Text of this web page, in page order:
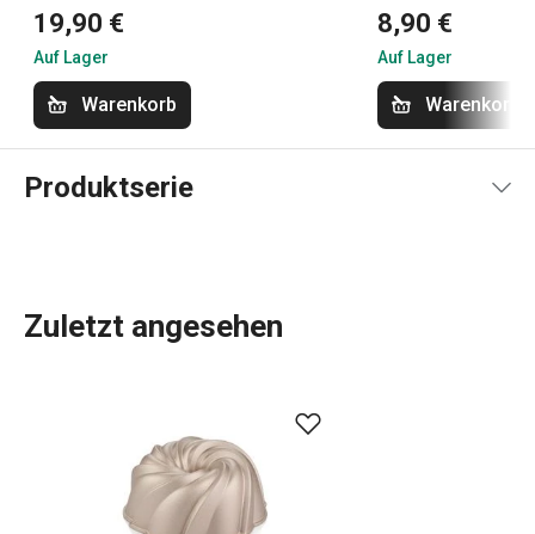
19,90 €
Auf Lager
Warenkorb
8,90 €
Auf Lager
Warenkorb
Produktserie
erleichtern? In der DELÍCIA-Produktpalette ist für jeden,
der backt, etwas dabei:Backbleche
Backformenin allen Formen, Größen und
Materialien,Kuchenformen , Torten- und
Zuletzt angesehen